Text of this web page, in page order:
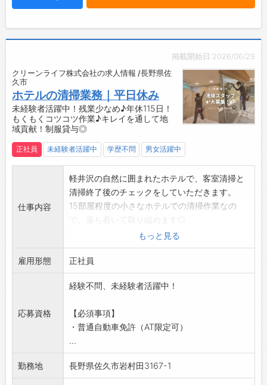
皆様からのご応募お待ちしております。
掲載開始日:2026/06/29
クリーンライフ株式会社の求人情報 /長野県佐
久市
ホテルの清掃業務｜平日休み
未経験者活躍中！残業少なめ♪年休115日！
もくもくコツコツ作業♪キレイを通して地
域貢献！制服貸与◎
正社員 未経験者活躍中 学歴不問 男女活躍中
仕事内容
軽井沢の自然に囲まれたホテルで、客室清掃と
清掃終了後のチェックをしていただきます。
15部屋程度の小さなホテルでの清掃作業なの
【具体的な業務内容】
■清掃業務
・お風呂、洗面台、トイレなど水回りの清掃
・使用済みタオルやリネン類の回収
・新しいタオルやアメニティの補充
・客室や廊下の掃除機がけ
■チェッカー業務
・清掃完了後の客室チェック
◎2～3名の1チームで作業を行います♪
◎従業員の送迎をお願いすることもございま
もっと見る
雇用形態 正社員
応募資格
経験不問、未経験者活躍中！
【必須事項】
・普通自動車免許（AT限定可）
...
勤務地 長野県佐久市岩村田3167-1